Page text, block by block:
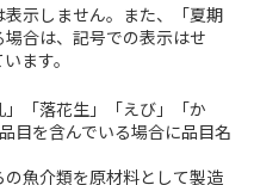
示しません。また、「夏期
合は、記号での表示はせ
ます。
「落花生」「えび」「か
目を含んでいる場合に品目名
魚介類を原材料として製造